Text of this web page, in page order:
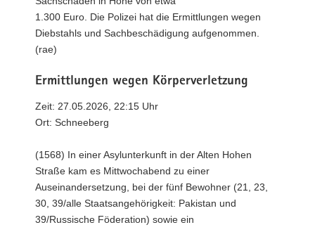
1.300 Euro. Die Polizei hat die Ermittlungen wegen
Diebstahls und Sachbeschädigung aufgenommen.
(rae)
Ermittlungen wegen Körperverletzung
Zeit: 27.05.2026, 22:15 Uhr
Ort: Schneeberg
(1568) In einer Asylunterkunft in der Alten Hohen
Straße kam es Mittwochabend zu einer
Auseinandersetzung, bei der fünf Bewohner (21, 23,
30, 39/alle Staatsangehörigkeit: Pakistan und
39/Russische Föderation) sowie ein